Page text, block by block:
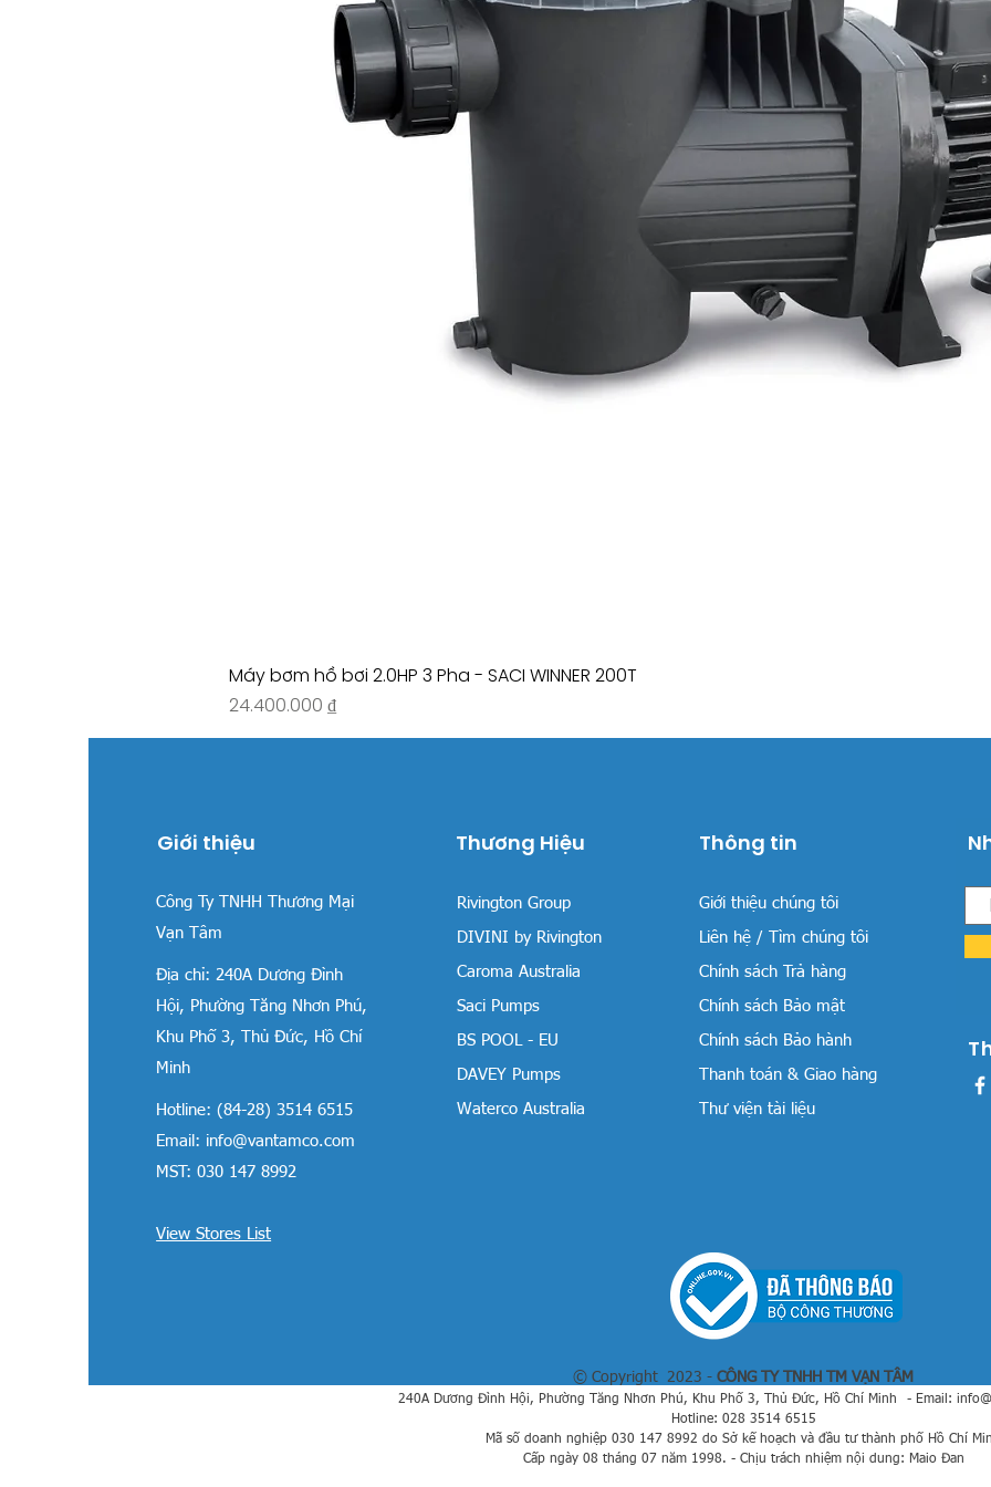
Máy bơm hồ bơi 2.0HP 3 Pha - SACI WINNER 200T
Giá
24.400.000 ₫
Giới thiệu
Công Ty TNHH Thương Mại
Vạn Tâm
Địa chỉ:240A Dương Đình
Hội, Phường Tăng Nhơn Phú,
Khu Phố 3, Thủ Đức, Hồ Chí
Minh
Hotline: (84-28) 3514 6515
Email: info@vantamco.com
MST: 030 147 8992
View Stores List
Thương Hiệu
Rivington Group
DIVINI by Rivington
Caroma Australia
Saci Pumps
BS POOL - EU
DAVEY Pumps
Waterco Australia
Thông tin
Giới thiệu chúng tôi
Liên hệ / Tìm chúng tôi
Chính sách Trả hàng
Chính sách Bảo mật
Chính sách Bảo hành
Thanh toán & Giao hàng
Thư viện tài liệu
© Copyright 2023 - CÔNG TY TNHH TM VẠN TÂM
240A Dương Đình Hội, Phường Tăng Nhơn Phú, Khu Phố 3, Thủ Đức, Hồ Chí Minh - Email:
Hotline: 028 3514 6515
Mã số doanh nghiệp 030 147 8992 do Sở kế hoạch và đầu tư thành phố Hồ Chí
Cấp ngày 08 tháng 07 năm 1998. - Chịu trách nhiệm nội dung: Maio Đan